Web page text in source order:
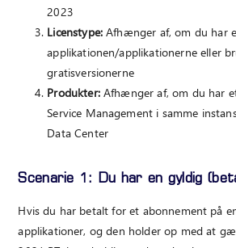
2023
Licenstype: Afhænger af, om du har
applikationen/applikationerne eller
gratisversionerne
Produkter:Afhænger af, om du har
Service Management i samme
Data Center
Scenarie 1: Du har en gyldig
Hvis du har betalt for et abonnement på
applikationer, og den holder op med at